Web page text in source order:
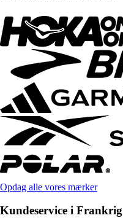
Opdag alle vores mærker
Kundeservice i Frankrig